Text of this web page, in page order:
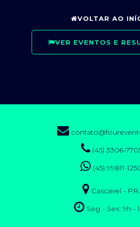
VOLTAR AO
VER EVENTOS E
(45) 3306-
(45) 99811-
Cascavel - PR.
Seg - Sex: 9h -